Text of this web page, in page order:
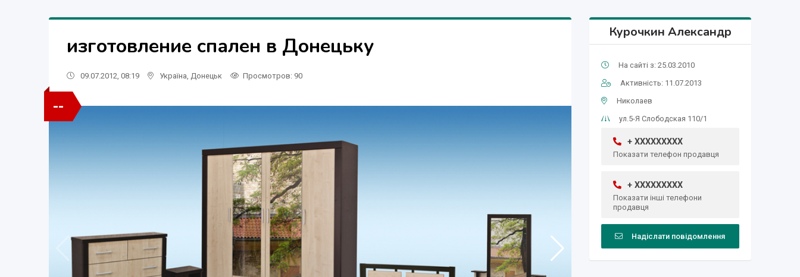
изготовление спален в Донецьку
09.07.2012, 08:19 Україна Донецьк Просмотров: 90
--
Курочкин Александр
На сайті з: 25.03.2010
Активність: 11.07.2013
Николаев
ул.5-Я Слободская 110/1
+ XXXXXXXXX
Показати телефон продавця
+ XXXXXXXXX
Показати інші телефони
продавця
Надіслати повідомлення